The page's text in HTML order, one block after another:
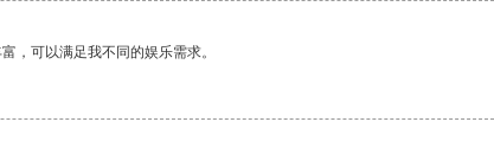
，可以满足我不同的娱乐需求。